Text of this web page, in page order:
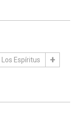
Los Espíritus